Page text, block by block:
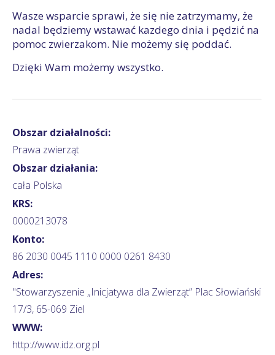
Wasze wsparcie sprawi, że się nie zatrzymamy, że
nadal będziemy wstawać kazdego dnia i pędzić na
pomoc zwierzakom. Nie możemy się poddać.
Dzięki Wam możemy wszystko.
Obszar działalności:
Prawa zwierząt
Obszar działania:
cała Polska
KRS:
0000213078
Konto:
86 2030 0045 1110 0000 0261 8430
Adres:
"Stowarzyszenie „Inicjatywa dla Zwierząt” Plac Słowiański
17/3, 65-069 Ziel
WWW:
http://www.idz.org.pl